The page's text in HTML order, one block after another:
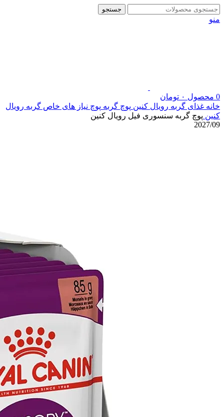
جستجو
منو
0 محصول ۰ تومان
خانه غذای گربه رویال کنین پوچ گربه پوچ نیاز های خاص گربه رویال
کنین پوچ گربه سنسوری فیل رویال کنین
2027/09